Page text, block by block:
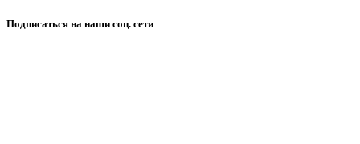
Подписаться на наши соц. сети